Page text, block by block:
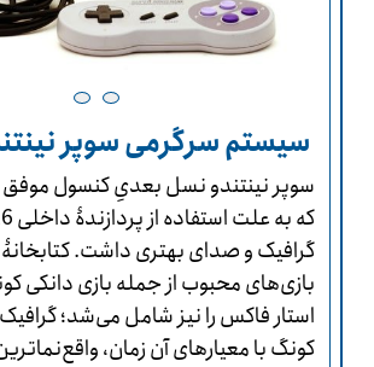
سیستم سرگرمی سوپر
سوپر نینتندو نسل بعدیِ کنسول موفق
گرافیک و صدای بهتری داشت.
بازی‌های محبوب از جمله بازی دانکی
استار فاکس را نیز شامل می‌شد؛ گرافیک
کونگ با معیارهای آن زمان،